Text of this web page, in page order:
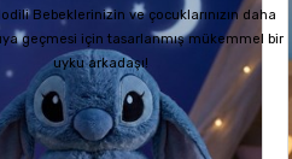
Bebeklerinizin ve çocuklarınızın daha
geçmesi için tasarlanmış mükemmel bir
uyku arkadaşı!